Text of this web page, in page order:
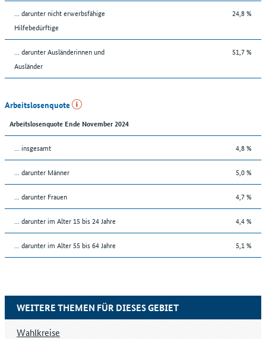
... darunter nicht erwerbsfähige
Hilfebedürftige
24,8 %
... darunter Ausländerinnen und
Ausländer
51,7 %
Arbeitslosenquote
Arbeitslosenquote Ende November 2024
... insgesamt 4,8 %
... darunter Männer 5,0 %
... darunter Frauen 4,7 %
... darunter im Alter 15 bis 24 Jahre 4,4 %
... darunter im Alter 55 bis 64 Jahre 5,1 %
WEITERE THEMEN FÜR DIESES GEBIET
Wahlkreise